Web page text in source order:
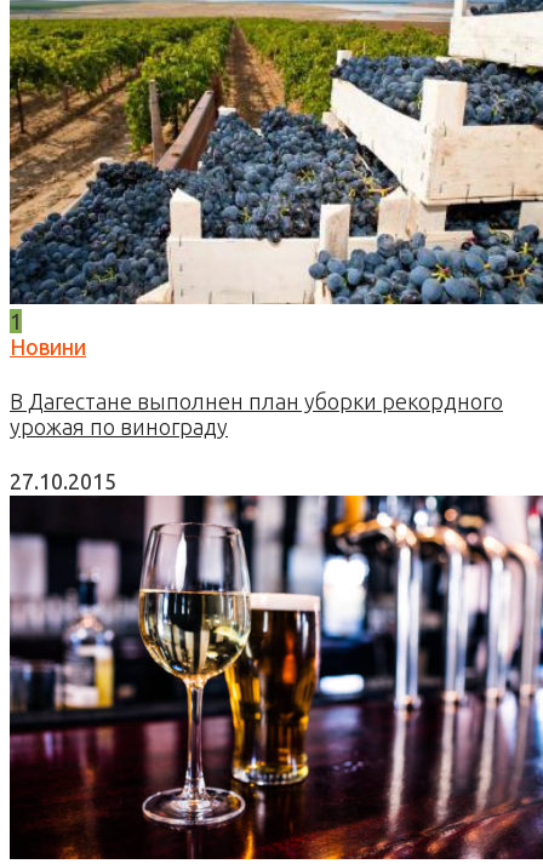
1
Новини
В Дагестане выполнен план уборки рекордного
урожая по винограду
27.10.2015